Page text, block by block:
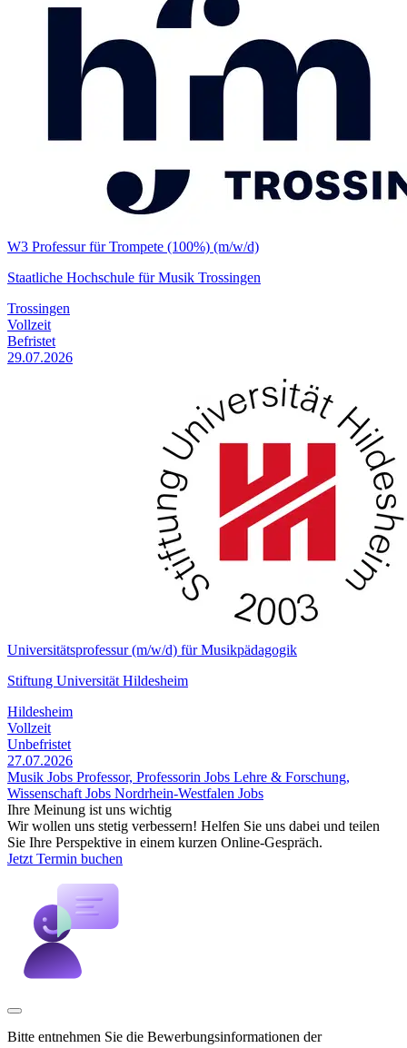
W3 Professur für Trompete (100%) (m/w/d)
Staatliche Hochschule für Musik Trossingen
Trossingen
Vollzeit
Befristet
29.07.2026
Universitätsprofessur (m/w/d) für Musikpädagogik
Stiftung Universität Hildesheim
Hildesheim
Vollzeit
Unbefristet
27.07.2026
Musik Jobs Professor, Professorin Jobs Lehre & Forschung,
Wissenschaft Jobs Nordrhein-Westfalen Jobs
Ihre Meinung ist uns wichtig
Wir wollen uns stetig verbessern! Helfen Sie uns dabei und teilen
Sie Ihre Perspektive in einem kurzen Online-Gespräch.
Jetzt Termin buchen
Bitte entnehmen Sie die Bewerbungsinformationen der